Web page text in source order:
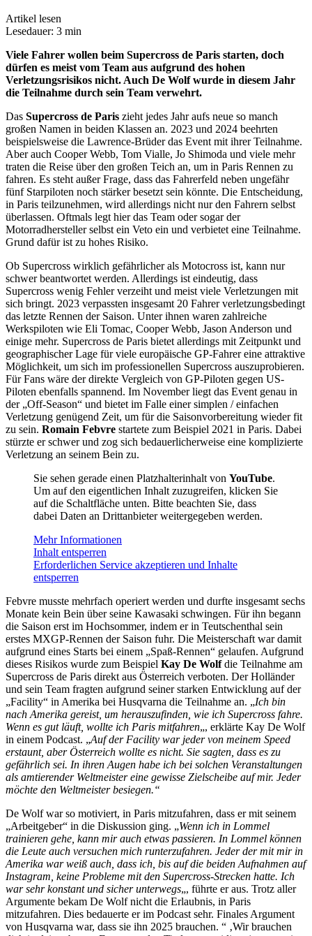
Artikel lesen
Lesedauer: 3 min
Viele Fahrer wollen beim Supercross de Paris starten, doch
dürfen es meist vom Team aus aufgrund des hohen
Verletzungsrisikos nicht. Auch De Wolf wurde in diesem Jahr
die Teilnahme durch sein Team verwehrt.
Das Supercross de Paris zieht jedes Jahr aufs neue so manch
großen Namen in beiden Klassen an. 2023 und 2024 beehrten
beispielsweise die Lawrence-Brüder das Event mit ihrer Teilnahme.
Aber auch Cooper Webb, Tom Vialle, Jo Shimoda und viele mehr
traten die Reise über den großen Teich an, um in Paris Rennen zu
fahren. Es steht außer Frage, dass das Fahrerfeld neben ungefähr
fünf Starpiloten noch stärker besetzt sein könnte. Die Entscheidung,
in Paris teilzunehmen, wird allerdings nicht nur den Fahrern selbst
überlassen. Oftmals legt hier das Team oder sogar der
Motorradhersteller selbst ein Veto ein und verbietet eine Teilnahme.
Grund dafür ist zu hohes Risiko.
Ob Supercross wirklich gefährlicher als Motocross ist, kann nur
schwer beantwortet werden. Allerdings ist eindeutig, dass
Supercross wenig Fehler verzeiht und meist viele Verletzungen mit
sich bringt. 2023 verpassten insgesamt 20 Fahrer verletzungsbedingt
das letzte Rennen der Saison. Unter ihnen waren zahlreiche
Werkspiloten wie Eli Tomac, Cooper Webb, Jason Anderson und
einige mehr. Supercross de Paris bietet allerdings mit Zeitpunkt und
geographischer Lage für viele europäische GP-Fahrer eine attraktive
Möglichkeit, um sich im professionellen Supercross auszuprobieren.
Für Fans wäre der direkte Vergleich von GP-Piloten gegen US-
Piloten ebenfalls spannend. Im November liegt das Event genau in
der „Off-Season“ und bietet im Falle einer simplen / einfachen
Verletzung genügend Zeit, um für die Saisonvorbereitung wieder fit
zu sein. Romain Febvre startete zum Beispiel 2021 in Paris. Dabei
stürzte er schwer und zog sich bedauerlicherweise eine komplizierte
Verletzung an seinem Bein zu.
Sie sehen gerade einen Platzhalterinhalt von YouTube.
Um auf den eigentlichen Inhalt zuzugreifen, klicken Sie
auf die Schaltfläche unten. Bitte beachten Sie, dass
dabei Daten an Drittanbieter weitergegeben werden.
Mehr Informationen
Inhalt entsperren
Erforderlichen Service akzeptieren und Inhalte
entsperren
Febvre musste mehrfach operiert werden und durfte insgesamt sechs
Monate kein Bein über seine Kawasaki schwingen. Für ihn begann
die Saison erst im Hochsommer, indem er in Teutschenthal sein
erstes MXGP-Rennen der Saison fuhr. Die Meisterschaft war damit
aufgrund eines Starts bei einem „Spaß-Rennen“ gelaufen. Aufgrund
dieses Risikos wurde zum Beispiel Kay De Wolfdie Teilnahme am
Supercross de Paris direkt aus Österreich verboten. Der Holländer
und sein Team fragten aufgrund seiner starken Entwicklung auf der
„Facility“ in Amerika bei Husqvarna die Teilnahme an. „Ich bin
nach Amerika gereist, um herauszufinden, wie ich Supercross fahre.
Wenn es gut läuft, wollte ich Paris mitfahren„, erklärte Kay De Wolf
in einem Podcast. „Auf der Facility war jeder von meinem Speed
erstaunt, aber Österreich wollte es nicht. Sie sagten, dass es zu
gefährlich sei. In ihren Augen habe ich bei solchen Veranstaltungen
als amtierender Weltmeister eine gewisse Zielscheibe auf mir. Jeder
möchte den Weltmeister besiegen.“
De Wolf war so motiviert, in Paris mitzufahren, dass er mit seinem
„Arbeitgeber“ in die Diskussion ging. „Wenn ich in Lommel
trainieren gehe, kann mir auch etwas passieren. In Lommel können
die Leute auch versuchen mich runterzufahren. Jeder der mit mir in
Amerika war weiß auch, dass ich, bis auf die beiden Aufnahmen auf
Instagram, keine Probleme mit den Supercross-Strecken hatte. Ich
war sehr konstant und sicher unterwegs„, führte er aus. Trotz aller
Argumente bekam De Wolf nicht die Erlaubnis, in Paris
mitzufahren. Dies bedauerte er im Podcast sehr. Finales Argument
von Husqvarna war, dass sie ihn 2025 brauchen. “ ‚Wir brauchen